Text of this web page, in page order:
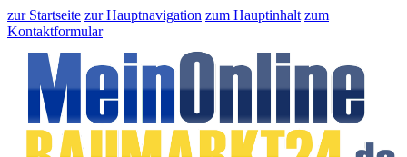
zur Startseite zur Hauptnavigation zum Hauptinhalt zum
Kontaktformular